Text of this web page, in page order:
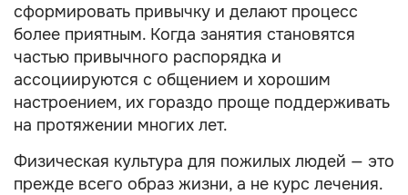
сформировать привычку и делают процесс
более приятным. Когда занятия становятся
частью привычного распорядка и
ассоциируются с общением и хорошим
настроением, их гораздо проще поддерживать
на протяжении многих лет.
Физическая культура для пожилых людей — это
прежде всего образ жизни, а не курс лечения.